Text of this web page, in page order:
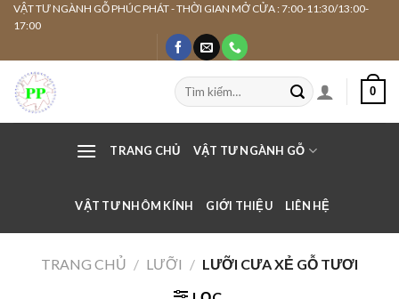
SkipVẬT TƯ NGÀNH GỖ PHÚC PHÁT - THỜI GIAN MỞ CỬA : 7:00-11:30/13:00-
17:00
Tìm
kiếm:
0
TRANG CHỦ VẬT TƯ NGÀNH GỖ
VẬT TƯ NHÔM KÍNH GIỚI THIỆU LIÊN HỆ
TRANG CHỦ / LƯỠI / LƯỠI CƯA XẺ GỖ TƯƠI